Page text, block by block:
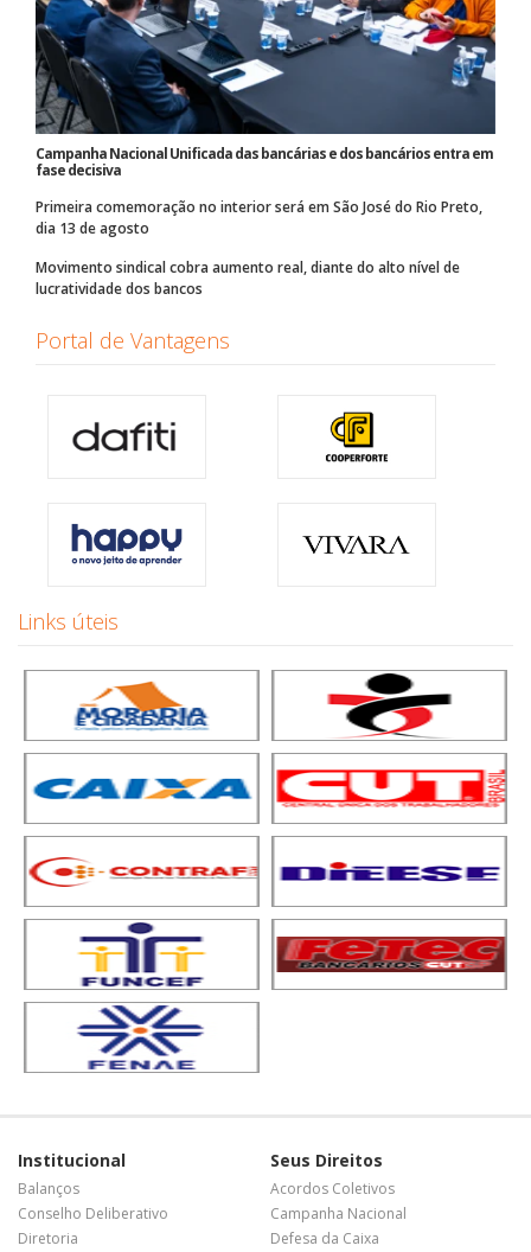
Campanha Nacional Unificada das bancárias e dos bancários entra em
fase decisiva
Primeira comemoração no interior será em São José do Rio Preto,
dia 13 de agosto
Movimento sindical cobra aumento real, diante do alto nível de
lucratividade dos bancos
Portal de Vantagens
Links úteis
Institucional
Balanços
Conselho Deliberativo
Diretoria
Seus Direitos
Acordos Coletivos
Campanha Nacional
Defesa da Caixa